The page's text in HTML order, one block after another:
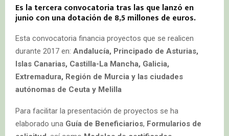
Es la tercera convocatoria tras las que lanzó en
junio con una dotación de 8,5 millones de euros.
Esta convocatoria financia proyectos que se realicen
durante 2017 en: Andalucía, Principado de Asturias,
Islas Canarias, Castilla-La Mancha, Galicia,
Extremadura, Región de Murcia y las ciudades
autónomas de Ceuta y Melilla
Para facilitar la presentación de proyectos se ha
elaborado una Guía de Beneficiarios, Formularios de